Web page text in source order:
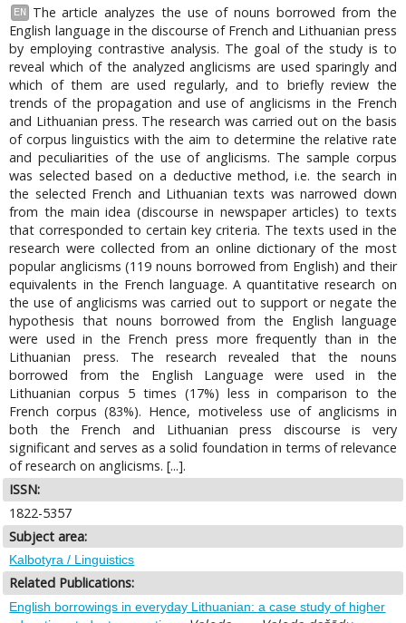
EN
The article analyzes the use of nouns borrowed from the
English language in the discourse of French and Lithuanian press
by employing contrastive analysis. The goal of the study is to
reveal which of the analyzed anglicisms are used sparingly and
which of them are used regularly, and to briefly review the
trends of the propagation and use of anglicisms in the French
and Lithuanian press. The research was carried out on the basis
of corpus linguistics with the aim to determine the relative rate
and peculiarities of the use of anglicisms. The sample corpus
was selected based on a deductive method, i.e. the search in
the selected French and Lithuanian texts was narrowed down
from the main idea (discourse in newspaper articles) to texts
that corresponded to certain key criteria. The texts used in the
research were collected from an online dictionary of the most
popular anglicisms (119 nouns borrowed from English) and their
equivalents in the French language. A quantitative research on
the use of anglicisms was carried out to support or negate the
hypothesis that nouns borrowed from the English language
were used in the French press more frequently than in the
Lithuanian press. The research revealed that the nouns
borrowed from the English Language were used in the
Lithuanian corpus 5 times (17%) less in comparison to the
French corpus (83%). Hence, motiveless use of anglicisms in
both the French and Lithuanian press discourse is very
significant and serves as a solid foundation in terms of relevance
of research on anglicisms. [...].
ISSN:
1822-5357
Subject area:
Kalbotyra / Linguistics
Related Publications:
English borrowings in everyday Lithuanian: a case study of higher